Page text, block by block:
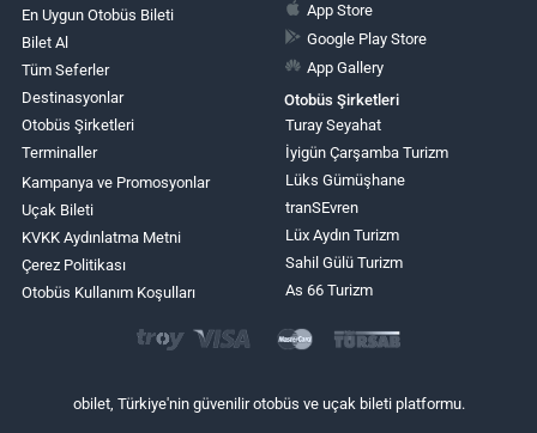
En Uygun Otobüs Bileti
Bilet Al
Tüm Seferler
Destinasyonlar
Otobüs Şirketleri
Terminaller
Kampanya ve Promosyonlar
Uçak Bileti
KVKK Aydınlatma Metni
Çerez Politikası
Otobüs Kullanım Koşulları
App Store
Google Play Store
App Gallery
Otobüs Şirketleri
Turay Seyahat
İyigün Çarşamba Turizm
Lüks Gümüşhane
tranSEvren
Lüx Aydın Turizm
Sahil Gülü Turizm
As 66 Turizm
obilet, Türkiye'nin güvenilir otobüs ve uçak bileti platformu.